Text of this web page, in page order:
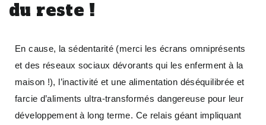
du reste !
En cause, la sédentarité (merci les écrans omniprésents
et des réseaux sociaux dévorants qui les enferment à la
maison !), l’inactivité et une alimentation déséquilibrée et
farcie d’aliments ultra-transformés dangereuse pour leur
développement à long terme. Ce relais géant impliquant